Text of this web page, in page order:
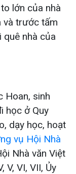
lớn của nhà
và trước tấm
quê nhà của
Hoan, sinh
học ở Quy
dạy học, hoạt
vụ Hội Nhà
Nhà văn Việt
V, VI, VII, Ủy